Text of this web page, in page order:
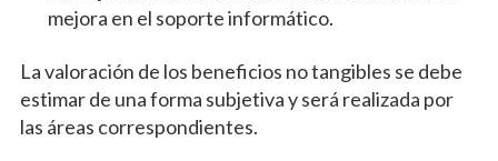
mejora en el soporte informático.
La valoración de los beneficios no tangibles se debe
estimar de una forma subjetiva y será realizada por
las áreas correspondientes.